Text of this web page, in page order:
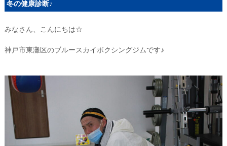
冬の健康診断♪
みなさん、こんにちは☆
神戸市東灘区のブルースカイボクシングジムです♪